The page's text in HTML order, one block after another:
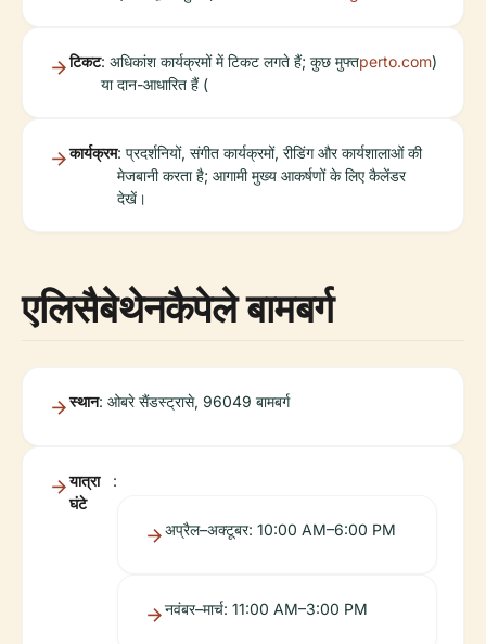
टिकट: अधिकांश कार्यक्रमों में टिकट लगते हैं; कुछ मुफ्त
या दान-आधारित हैं (
perto.com)
कार्यक्रम: प्रदर्शनियों, संगीत कार्यक्रमों, रीडिंग और कार्यशालाओं की
मेजबानी करता है; आगामी मुख्य आकर्षणों के लिए कैलेंडर
देखें।
एलिसैबेथेनकैपेले बामबर्ग
स्थान: ओबरे सैंडस्ट्रासे, 96049 बामबर्ग
यात्रा
घंटे
:
अप्रैल–अक्टूबर: 10:00 AM–6:00 PM
नवंबर–मार्च: 11:00 AM–3:00 PM